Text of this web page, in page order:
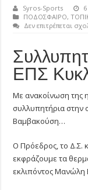
Syros-Sports
ΠΟΔΟΣΦΑΙΡΟ,
Δεν επιτρέπεται
ΕΠΣ
Με ανακοίνωση της
συλλυπητήρια στην
Βαμβακούση…
Ο Πρόεδρος, το Δ.Σ.
εκφράζουμε τα
εκλιπόντος